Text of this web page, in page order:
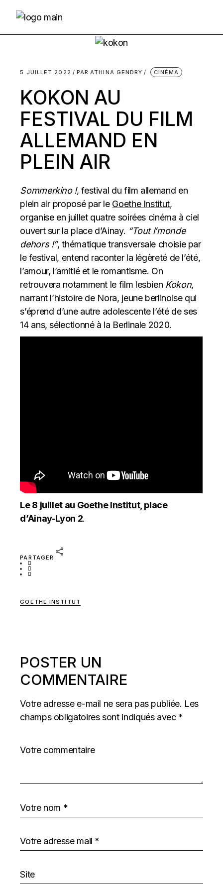
5 JUILLET 2022 PAR ATHINA GENDRY CINÉMA
KOKON AU
FESTIVAL DU FILM
ALLEMAND EN
PLEIN AIR
Sommerkino !, festival du film allemand en
plein air proposé par le Goethe Institut,
organise en juillet quatre soirées cinéma à ciel
ouvert sur la place d’Ainay. “Tout l’monde
dehors !”, thématique transversale choisie par
le festival, entend raconter la légèreté de l’été,
l’amour, l’amitié et le romantisme. On
retrouvera notamment le film lesbien Kokon,
narrant l’histoire de Nora, jeune berlinoise qui
s’éprend d’une autre adolescente l’été de ses
14 ans, sélectionné à la Berlinale 2020.
Le 8 juillet au Goethe Institut, place
d’Ainay-Lyon 2.
PARTAGER
GOETHE INSTITUT
POSTER UN
COMMENTAIRE
Votre adresse e-mail ne sera pas publiée. Les
champs obligatoires sont indiqués avec *